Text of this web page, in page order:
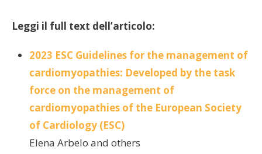
Leggi il full text dell’articolo:
2023 ESC Guidelines for the management of
cardiomyopathies: Developed by the task
force on the management of
cardiomyopathies of the European Society
of Cardiology (ESC)
Elena Arbelo and others